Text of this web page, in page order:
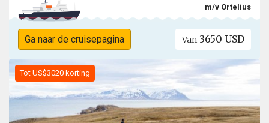
m/v Ortelius
Ga naar de cruisepagina Van 3650 USD
Tot US$3020 korting